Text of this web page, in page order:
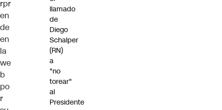
rpr
en
de
en
la
we
b
po
r
llamado
de
Diego
Schalper
(RN)
a
"no
torear"
al
Presidente